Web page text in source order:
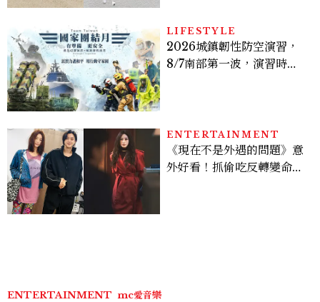
LIFESTYLE
2026城鎮韌性防空演習，
8/7南部第一波，演習時
ENTERTAINMENT
《現在不是外遇的問題》意
外好看！抓偷吃反轉變命
ENTERTAINMENT mc愛音樂